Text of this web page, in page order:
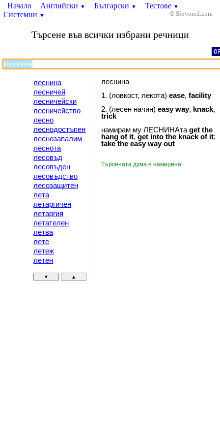
Начало Английски ▼ Български ▼ Тестове ▼
Системни ▼ © Slovored.com
Търсене във всички избрани речници
леснина
лесничей
лесничейски
лесничейство
лесно
леснодостъпен
леснозапалим
леснота
лесовъд
лесовъден
лесовъдство
лесозащитен
лета
летаргичен
летаргия
летателен
летва
лете
летеж
летен
▼ ▲
леснина
1. (ловкост, лекота)ease,facility
2. (лесен начин)easy way, knack,
trick
намирам му ЛЕСНИНАтаget the
hang of it,get into the knack of it;
take the easy way out
Търсената дума е намерена